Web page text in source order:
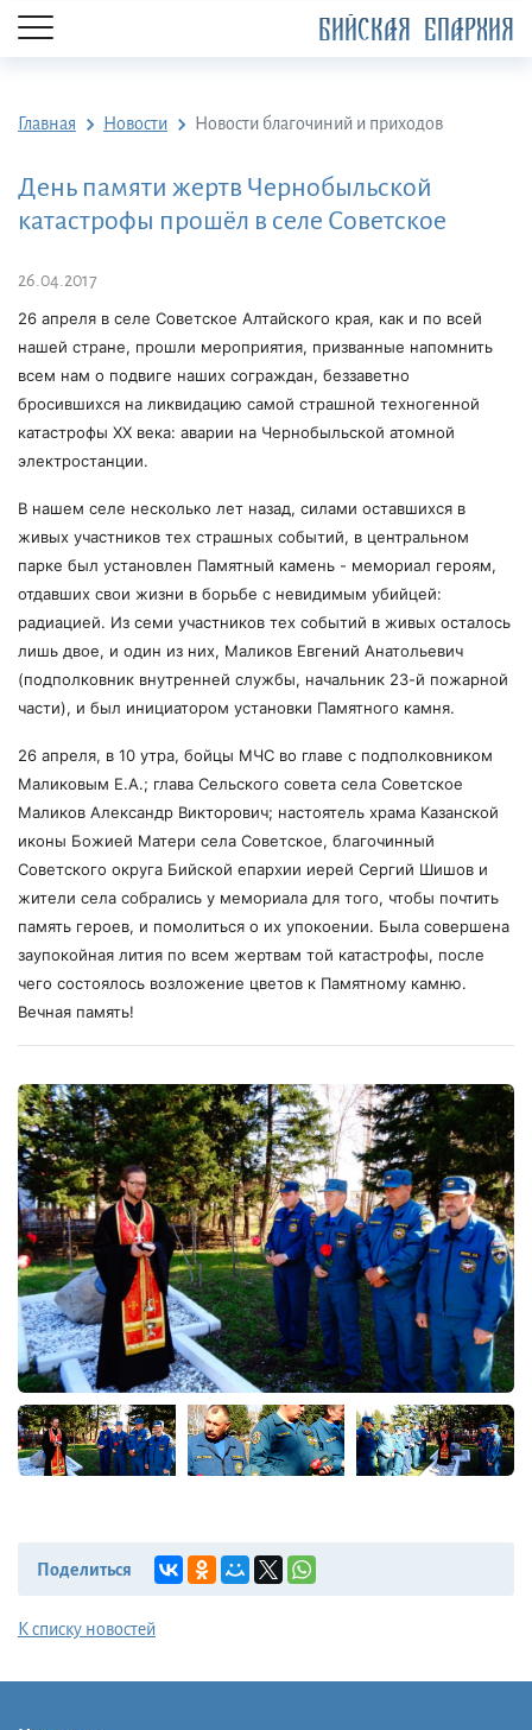
БИЙСКАЯ ЕПАРХИЯ
Главная Новости Новости благочиний и приходов
День памяти жертв Чернобыльской
катастрофы прошёл в селе Советское
26.04.2017
26 апреля в селе Советское Алтайского края, как и по всей
нашей стране, прошли мероприятия, призванные напомнить
всем нам о подвиге наших сограждан, беззаветно
бросившихся на ликвидацию самой страшной техногенной
катастрофы XX века: аварии на Чернобыльской атомной
электростанции.
В нашем селе несколько лет назад, силами оставшихся в
живых участников тех страшных событий, в центральном
парке был установлен Памятный камень - мемориал героям,
отдавших свои жизни в борьбе с невидимым убийцей:
радиацией. Из семи участников тех событий в живых осталось
лишь двое, и один из них, Маликов Евгений Анатольевич
(подполковник внутренней службы, начальник 23-й пожарной
части), и был инициатором установки Памятного камня.
26 апреля, в 10 утра, бойцы МЧС во главе с подполковником
Маликовым Е.А.; глава Сельского совета села Советское
Маликов Александр Викторович; настоятель храма Казанской
иконы Божией Матери села Советское, благочинный
Советского округа Бийской епархии иерей Сергий Шишов и
жители села собрались у мемориала для того, чтобы почтить
память героев, и помолиться о их упокоении. Была совершена
заупокойная лития по всем жертвам той катастрофы, после
чего состоялось возложение цветов к Памятному камню.
Вечная память!
Поделиться
К списку новостей